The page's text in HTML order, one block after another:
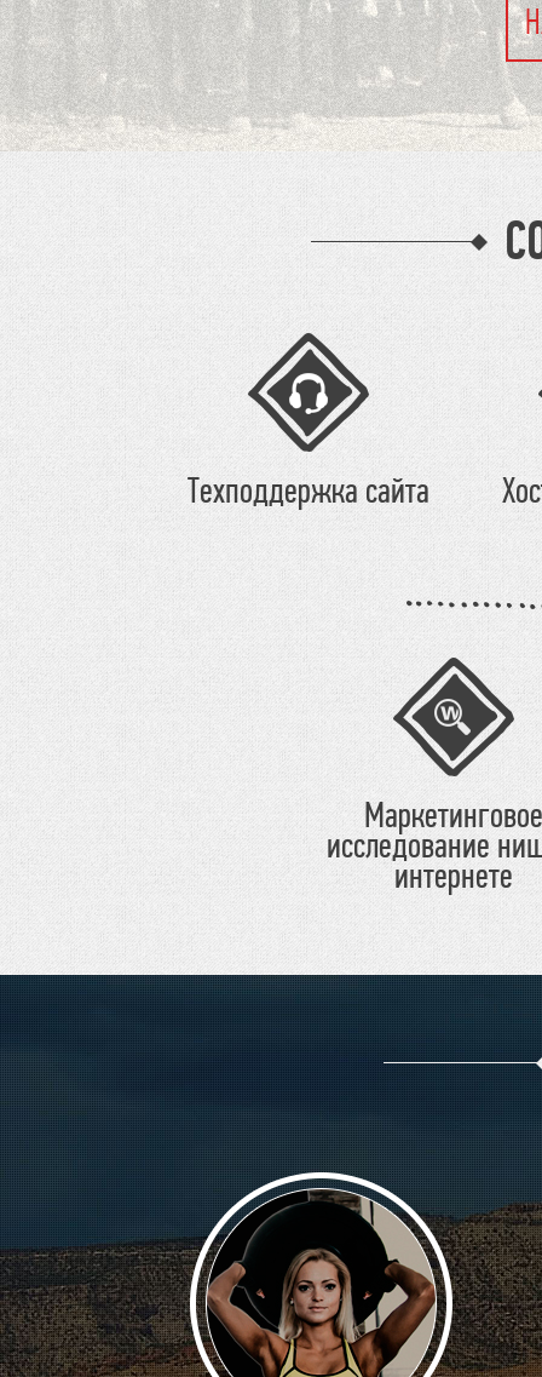
Техподдержка сайта
Маркетинговое
исследование
интернете